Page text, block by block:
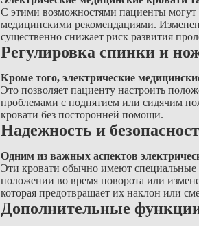
С этими возможностями пациенты могут
медицинскими рекомендациями.
существенно снижает риск развития
Регулировка спинки и
Кроме того, электрические
Это позволяет пациенту настроить
проблемами с поднятием или сидячим
кровати без посторонней помощи.
Надежность и
Одним из важных аспектов
Эти кровати обычно имеют специальные
положении во время поворота или
которая предотвращает их наклон или
Дополнительные